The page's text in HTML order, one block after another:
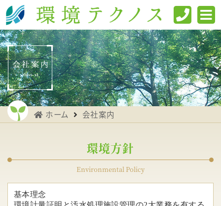
ホーム 会社案内
環境方針
Environmental Policy
基本理念